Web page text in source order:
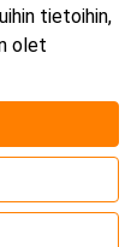
tietoihin,
olet